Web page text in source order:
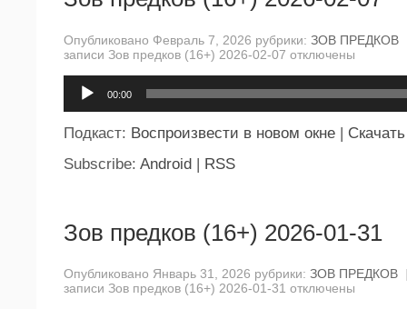
Опубликовано Февраль 7, 2026 рубрики: ЗОВ ПРЕДКОВ
записи Зов предков (16+) 2026-02-07 отключены
00:00
Подкаст: Воспроизвести в новом окне | Скачать
Subscribe: Android | RSS
Зов предков (16+) 2026-01-31
Опубликовано Январь 31, 2026 рубрики: ЗОВ ПРЕДКОВ
записи Зов предков (16+) 2026-01-31 отключены